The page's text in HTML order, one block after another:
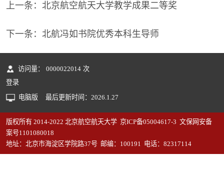
上一条： 北京航空航天大学教学成果二等奖
下一条： 北航冯如书院优秀本科生导师
访问量： 0000022014 次
登录
电脑版
最后更新时间： 2026 1 27
版权所有 2014-2022 北京航空航天大学 京ICP备05004617-3 文保网安备
案号1101080018
地址：北京市海淀区学院路37号 邮编：100191 电话：82317114